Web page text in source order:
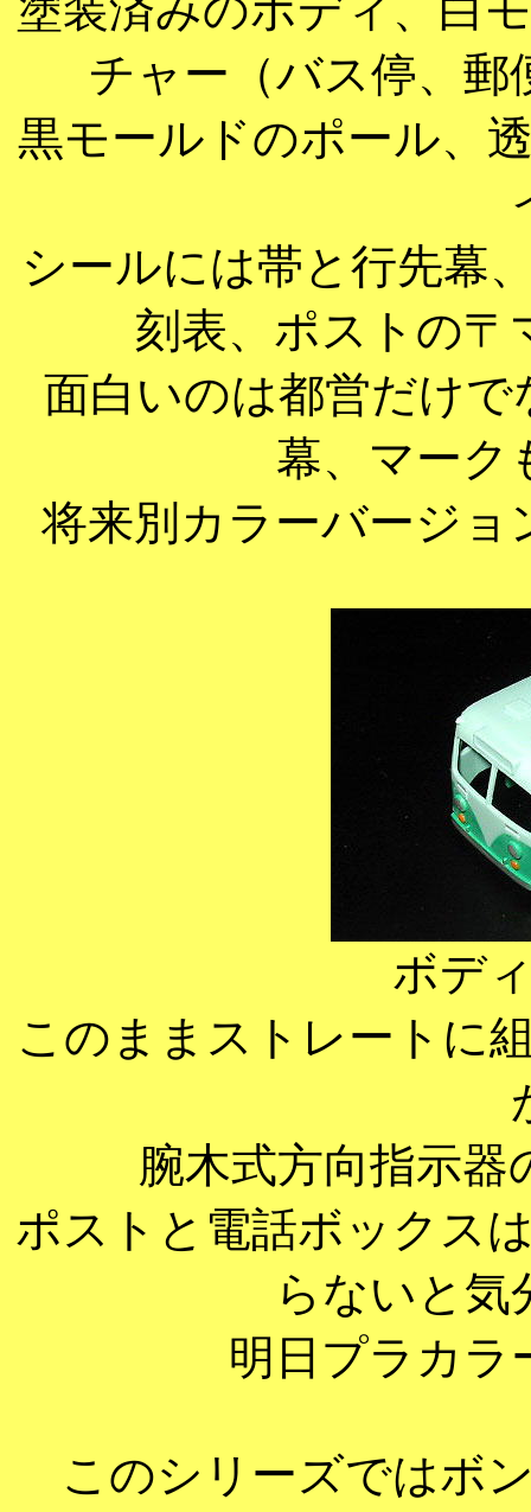
塗装済みのボディ、白
チャー（バス停、
黒モールドのポール、
シールには帯と行先幕
刻表、ポストの〒
面白いのは都営だけ
幕、マーク
将来別カラーバージ
ボデ
このままストレートに
腕木式方向指示
ポストと電話ボックス
らないと気
明日プラカラ
このシリーズではボ